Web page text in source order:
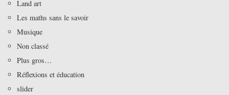
Land art
Les maths sans le savoir
Musique
Non classé
Plus gros…
Réflexions et éducation
slider